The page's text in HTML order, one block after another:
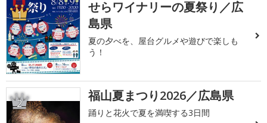
1
せらワイナリーの夏祭り／広
島県
夏の夕べを、屋台グルメや遊びで楽しも
う！
2 福山夏まつり2026／広島県
踊りと花火で夏を満喫する3日間